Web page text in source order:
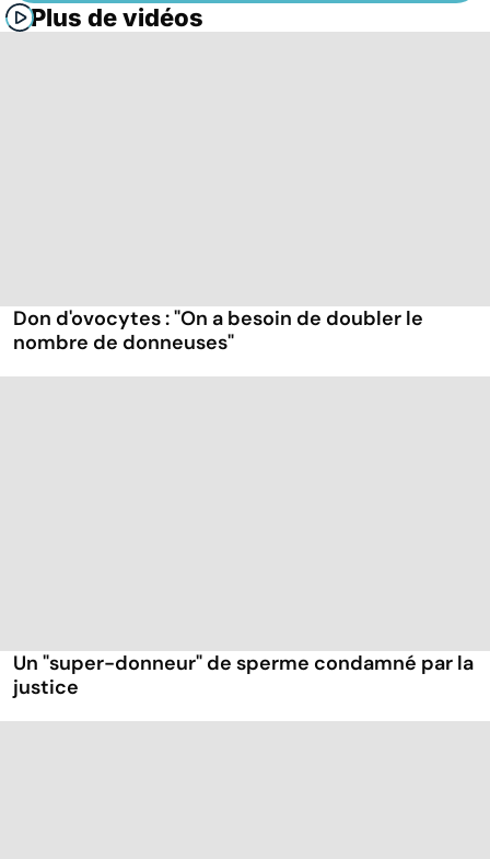
Plus de vidéos
Don d'ovocytes : "On a besoin de doubler le
nombre de donneuses"
Un "super-donneur" de sperme condamné par la
justice